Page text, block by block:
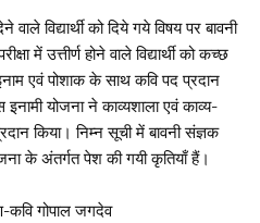
विद्यार्थी को दिये गये विषय पर बावनी
में उत्तीर्ण होने वाले विद्यार्थी को कच्छ
एवं पोशाक के साथ कवि पद प्रदान
योजना ने काव्यशाला एवं काव्य-
किया। निम्न सूची में बावनी संज्ञक
के अंतर्गत पेश की गयी कृतियाँ हैं।
कवि गोपाल जगदेव